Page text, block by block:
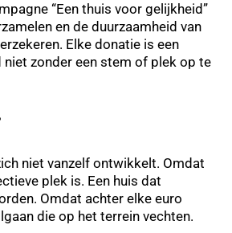
“Een thuis voor gelijkheid”
en de duurzaamheid van
Elke donatie is een
zonder een stem of plek op te
niet vanzelf ontwikkelt. Omdat
plek is. Een huis dat
Omdat achter elke euro
die op het terrein vechten.